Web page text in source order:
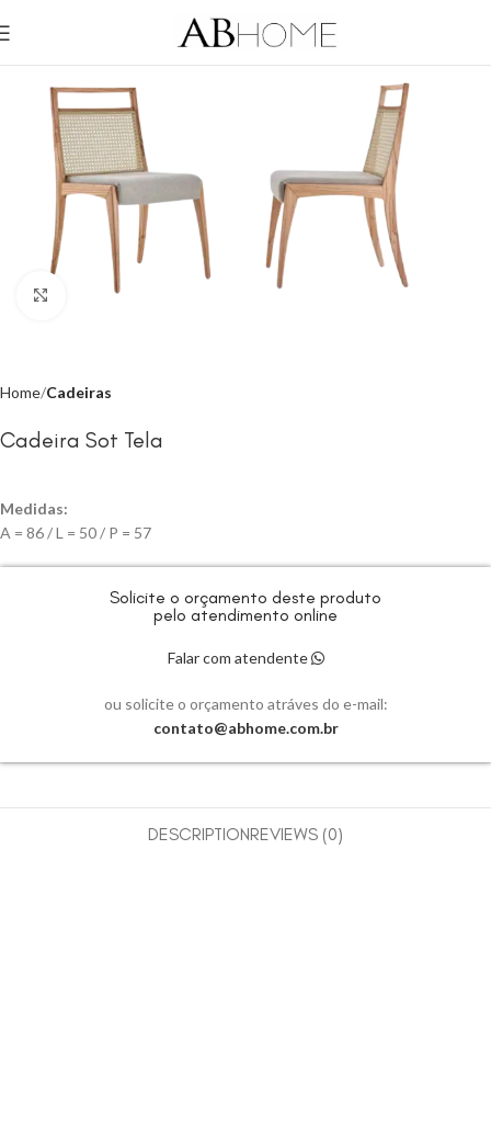
Click to enlarge
Home Cadeiras
Cadeira Sot Tela
Medidas:
A = 86 / L = 50 / P = 57
Solicite o orçamento deste produto
pelo atendimento online
Falar com atendente
ou solicite o orçamento atráves do e-mail:
contato@abhome.com.br
DESCRIPTIONREVIEWS (0)